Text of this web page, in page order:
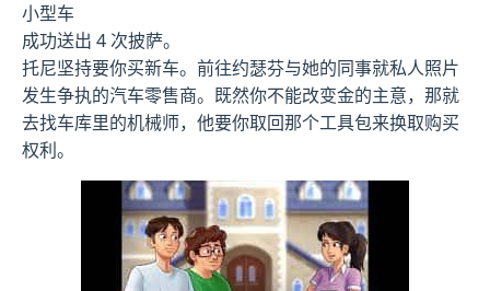
小型车
成功送出 4 次披萨。
托尼坚持要你买新车。前往约瑟芬与她的同事就私人照片
发生争执的汽车零售商。既然你不能改变金的主意，那就
去找车库里的机械师，他要你取回那个工具包来换取购买
权利。